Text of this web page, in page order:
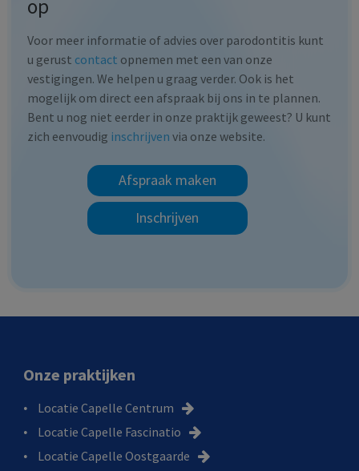
op
Voor meer informatie of advies over parodontitis kunt
u gerust contact opnemen met een van onze
vestigingen. We helpen u graag verder. Ook is het
mogelijk om direct een afspraak bij ons in te plannen.
Bent u nog niet eerder in onze praktijk geweest? U kunt
zich eenvoudig inschrijven via onze website.
Afspraak maken
Inschrijven
Onze praktijken
Locatie Capelle Centrum
Locatie Capelle Fascinatio
Locatie Capelle Oostgaarde